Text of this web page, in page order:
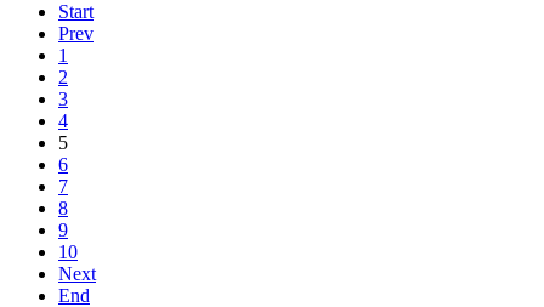
Start
Prev
1
2
3
4
5
6
7
8
9
10
Next
End